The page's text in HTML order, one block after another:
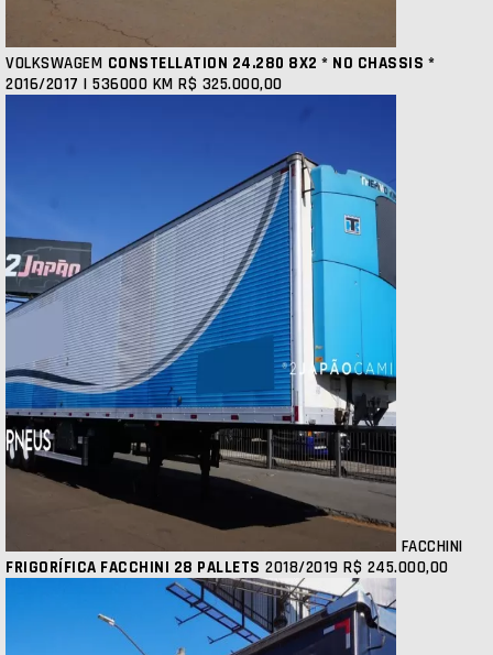
VOLKSWAGEM CONSTELLATION 24.280 8X2 * NO CHASSIS *
2016/2017 | 536000 KM R$ 325.000,00
FACCHINI
FRIGORÍFICA FACCHINI 28 PALLETS 2018/2019 R$ 245.000,00